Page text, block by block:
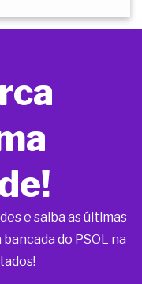
e saiba as últimas
do PSOL na